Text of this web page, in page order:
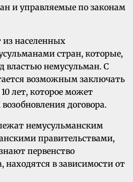
и управляемые по законам
из населенных
стран, которые,
властью немусульман. С
возможным заключать
лет, которое может
договора.
немусульманским
правительствами,
первенство
находятся в зависимости от